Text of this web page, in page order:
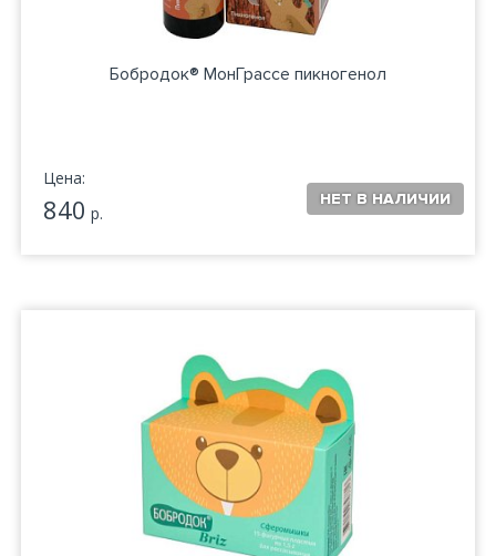
Бобродок® МонГрассе пикногенол
Цена:
840 р.